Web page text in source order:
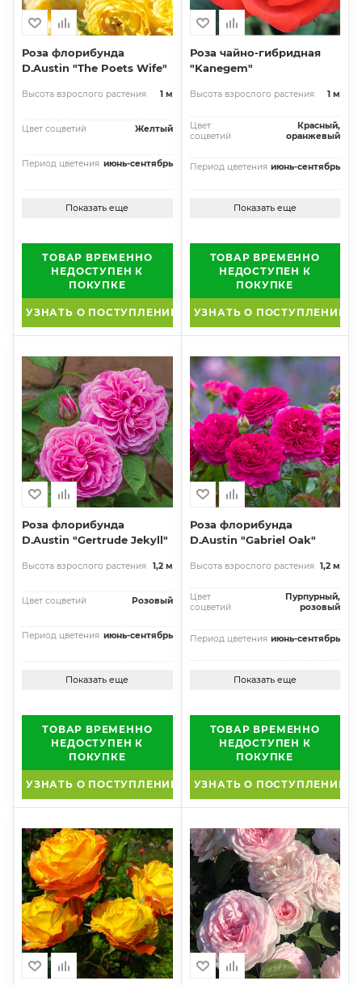
Роза флорибунда
D.Austin "The Poets Wife"
Высота взрослого растения 1 м
Цвет соцветий Желтый
Период цветения июнь-сентябрь
Показать еще
ТОВАР ВРЕМЕННО
НЕДОСТУПЕН К
ПОКУПКЕ
УЗНАТЬ О ПОСТУПЛЕНИИ
Роза чайно-гибридная
"Kanegem"
Высота взрослого растения 1 м
Цвет
соцветий
Красный,
оранжевый
Период цветения июнь-сентябрь
Показать еще
ТОВАР ВРЕМЕННО
НЕДОСТУПЕН К
ПОКУПКЕ
УЗНАТЬ О ПОСТУПЛЕНИИ
Роза флорибунда
D.Austin "Gertrude Jekyll"
Высота взрослого растения 1,2 м
Цвет соцветий Розовый
Период цветения июнь-сентябрь
Показать еще
ТОВАР ВРЕМЕННО
НЕДОСТУПЕН К
ПОКУПКЕ
УЗНАТЬ О ПОСТУПЛЕНИИ
Роза флорибунда
D.Austin "Gabriel Oak"
Высота взрослого растения 1,2 м
Цвет
соцветий
Пурпурный,
розовый
Период цветения июнь-сентябрь
Показать еще
ТОВАР ВРЕМЕННО
НЕДОСТУПЕН К
ПОКУПКЕ
УЗНАТЬ О ПОСТУПЛЕНИИ